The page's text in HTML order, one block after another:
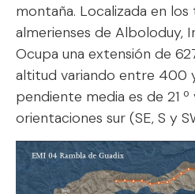
montaña. Localizada en
almerienses de Alboloduy,
Ocupa una extensión de
altitud variando entre 400
pendiente media es de 21
orientaciones sur (SE, S y